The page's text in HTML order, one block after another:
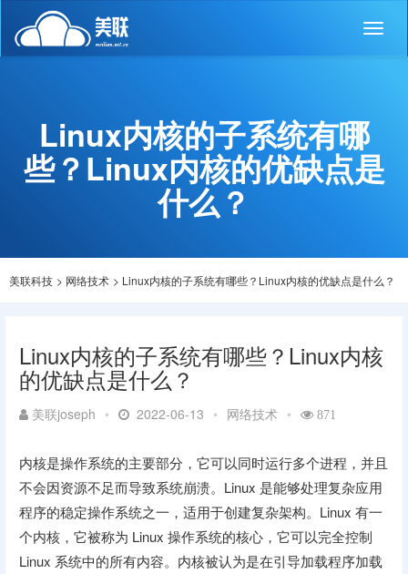
Linux内核的子系统有哪
些？Linux内核的优缺点是
什么？
美联科技 > 网络技术 > Linux内核的子系统有哪些？Linux内核的优缺点是什么？
Linux内核的子系统有哪些？Linux内核
的优缺点是什么？
美联joseph • 2022-06-13 • 网络技术 • 871
内核是操作系统的主要部分，它可以同时运行多个进程，并且
不会因资源不足而导致系统崩溃。Linux 是能够处理复杂应用
程序的稳定操作系统之一，适用于创建复杂架构。Linux 有一
个内核，它被称为 Linux 操作系统的核心，它可以完全控制
Linux 系统中的所有内容。内核被认为是在引导加载程序加载